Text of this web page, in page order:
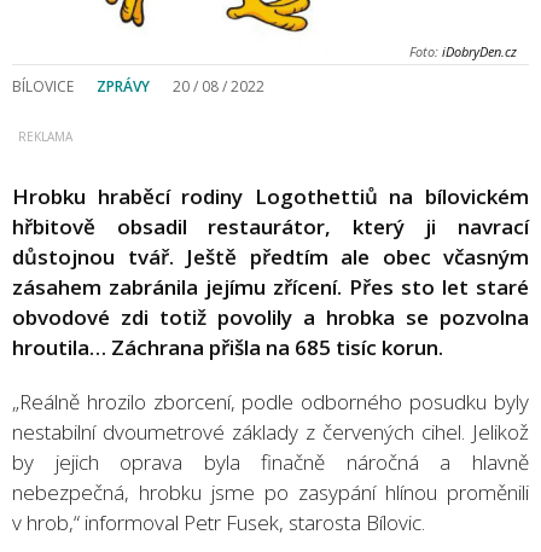
Foto: iDobryDen.cz
BÍLOVICE ZPRÁVY 20 / 08 / 2022
Hrobku hraběcí rodiny Logothettiů na bílovickém
hřbitově obsadil restaurátor, který ji navrací
důstojnou tvář. Ještě předtím ale obec včasným
zásahem zabránila jejímu zřícení. Přes sto let staré
obvodové zdi totiž povolily a hrobka se pozvolna
hroutila… Záchrana přišla na 685 tisíc korun.
„Reálně hrozilo zborcení, podle odborného posudku byly
nestabilní dvoumetrové základy z červených cihel. Jelikož
by jejich oprava byla finačně náročná a hlavně
nebezpečná, hrobku jsme po zasypání hlínou proměnili
v hrob,“ informoval Petr Fusek, starosta Bílovic.